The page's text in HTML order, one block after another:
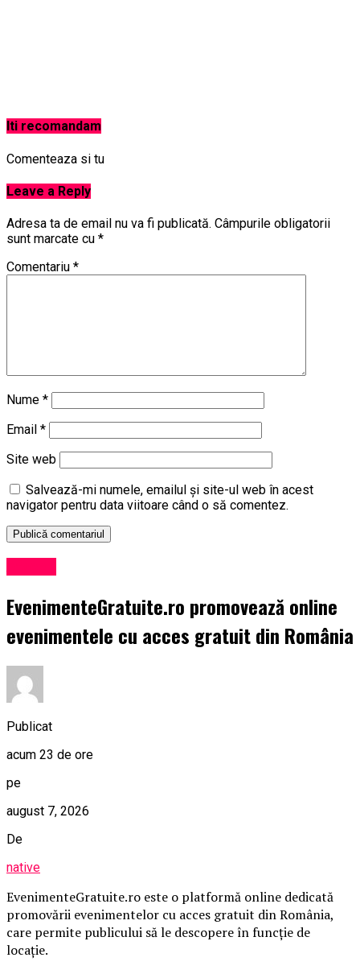
Iti recomandam
Comenteaza si tu
Leave a Reply
Adresa ta de email nu va fi publicată. Câmpurile obligatorii
sunt marcate cu *
Comentariu *
Nume *
Email *
Site web
Salvează-mi numele, emailul și site-ul web în acest
navigator pentru data viitoare când o să comentez.
EvenimenteGratuite.ro promovează online
evenimentele cu acces gratuit din România
Publicat
acum 23 de ore
pe
august 7, 2026
De
native
EvenimenteGratuite.ro este o platformă online dedicată
promovării evenimentelor cu acces gratuit din România,
care permite publicului să le descopere în funcție de
locație.